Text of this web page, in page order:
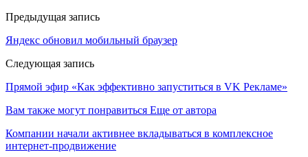
Предыдущая запись
Яндекс обновил мобильный браузер
Следующая запись
Прямой эфир «Как эффективно запуститься в VK Рекламе»
Вам также могут понравиться Еще от автора
Компании начали активнее вкладываться в комплексное
интернет-продвижение